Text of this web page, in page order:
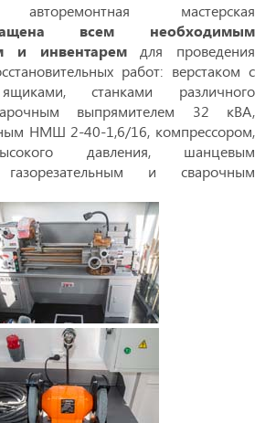
авторемонтная мастерская
всем необходимым
и инвентаремдля проведения
работ: верстаком с
станками различного
выпрямителем 32 кВА,
НМШ 2-40-1,6/16, компрессором,
давления, шанцевым
газорезательным и сварочным